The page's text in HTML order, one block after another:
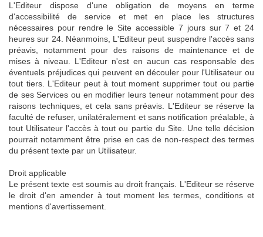
L'Editeur dispose d'une obligation de moyens en terme
d'accessibilité de service et met en place les structures
nécessaires pour rendre le Site accessible 7 jours sur 7 et 24
heures sur 24. Néanmoins, L'Editeur peut suspendre l'accès sans
préavis, notamment pour des raisons de maintenance et de
mises à niveau. L'Editeur n'est en aucun cas responsable des
éventuels préjudices qui peuvent en découler pour l'Utilisateur ou
tout tiers. L'Editeur peut à tout moment supprimer tout ou partie
de ses Services ou en modifier leurs teneur notamment pour des
raisons techniques, et cela sans préavis. L'Editeur se réserve la
faculté de refuser, unilatéralement et sans notification préalable, à
tout Utilisateur l'accès à tout ou partie du Site. Une telle décision
pourrait notamment être prise en cas de non-respect des termes
du présent texte par un Utilisateur.
Droit applicable
Le présent texte est soumis au droit français. L'Editeur se réserve
le droit d'en amender à tout moment les termes, conditions et
mentions d'avertissement.